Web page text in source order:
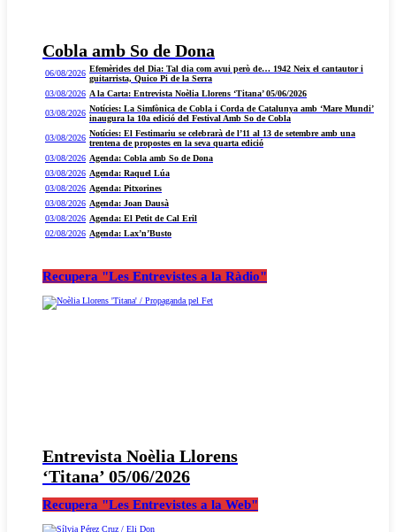
Cobla amb So de Dona
06/08/2026 Efemèrides del Dia: Tal dia com avui però de… 1942 Neix el cantautor i
guitarrista, Quico Pi de la Serra
03/08/2026 A la Carta: Entrevista Noèlia Llorens ‘Titana’ 05/06/2026
03/08/2026 Notícies: La Simfònica de Cobla i Corda de Catalunya amb ‘Mare Mundi’
inaugura la 10a edició del Festival Amb So de Cobla
03/08/2026 Notícies: El Festimariu se celebrarà de l’11 al 13 de setembre amb una
trentena de propostes en la seva quarta edició
03/08/2026 Agenda: Cobla amb So de Dona
03/08/2026 Agenda: Raquel Lúa
03/08/2026 Agenda: Pitxorines
03/08/2026 Agenda: Joan Dausà
03/08/2026 Agenda: El Petit de Cal Eril
02/08/2026 Agenda: Lax’n’Busto
Recupera "Les Entrevistes a la Ràdio"
Entrevista Noèlia Llorens
‘Titana’ 05/06/2026
Recupera "Les Entrevistes a la Web"